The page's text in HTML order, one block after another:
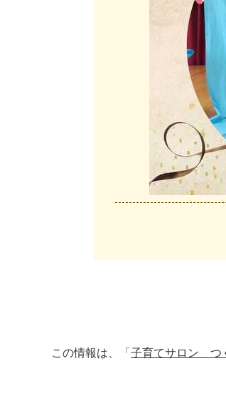
この情報は、「 子育てサロン つ